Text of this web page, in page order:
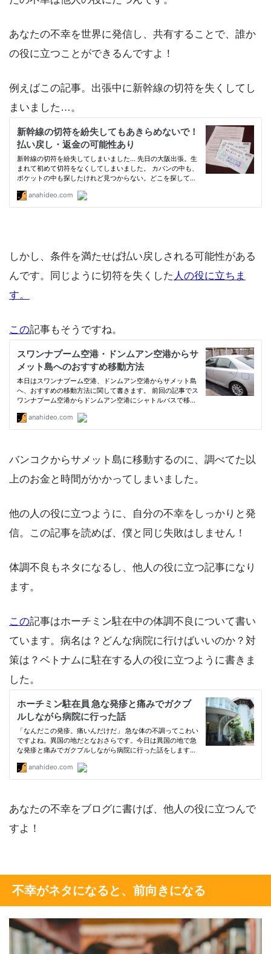
あなたの不幸を世界に発信し、共有することで、誰か
の役に立つことができるんですよ！
例えばこの記事。出張中に新幹線の切符を失くしてし
まいました…。
しかし、条件を満たせば払い戻しされる可能性がある
んです。同じように切符を失くした 人の役に立ちま
す。
この記事もそうですね。
バンコクからサメット島に移動するのに、調べてた以
上のお金と時間がかかってしまいました。
他の人の役に立つように、自分の不幸をしっかりと発
信。この記事を読めば、僕と同じ失敗はしません！
体調不良もネタになるし、他人の役に立つ記事になり
ます。
この記事はホーチミン駐在中の体調不良について書い
ています。病名は？どんな病院に行けばいいのか？対
策は？ベトナムに駐在する人の役に立つように書きま
した。
あなたの不幸をブログに書けば、他人の役に立つんで
すよ！
不幸がネタになると、前向きになる